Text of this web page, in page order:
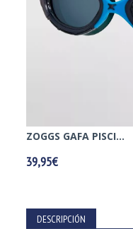
ZOGGS GAFA PISCI...
39,95€
DESCRIPCIÓN